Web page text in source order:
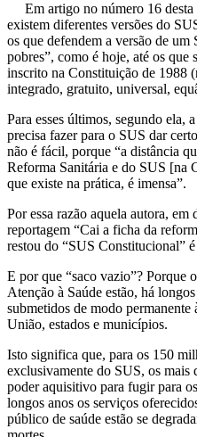
Em artigo no número 16
existem diferentes versões do
os que defendem a versão de
pobres”, como é hoje, até os
inscrito na Constituição de 1988
integrado, gratuito, universal,
Para esses últimos, segundo ela,
precisa fazer para o SUS dar
não é fácil, porque “a distância
Reforma Sanitária e do SUS [na
que existe na prática, é imensa”.
Por essa razão aquela autora,
reportagem “Cai a ficha da
restou do “SUS Constitucional”
E por que “saco vazio”? Porque
Atenção à Saúde estão, há
submetidos de modo
União, estados e municípios.
Isto significa que, para os 150
exclusivamente do SUS, os mais
poder aquisitivo para fugir para
longos anos os serviços
público de saúde estão se